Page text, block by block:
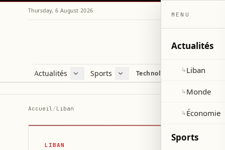
Thursday, 6 August 2026
Actualités
Liban
Sports
Football
Technologie et sciences
Accueil/Liban
LIBAN
MENU
Actualités
↳Liban
↳Monde
↳Économie
Sports